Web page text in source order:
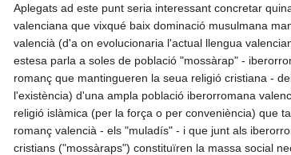
Aplegats ad este punt seria interessant concretar
valenciana que vixqué baix dominació musulmana
valencià (d'a on evolucionaria l'actual llengua
estesa parla a soles de població "mossàrap" -
romanç que mantingueren la seua religió cristiana -
l'existència) d'una ampla població iberorromana
religió islàmica (per la força o per conveniència) que
romanç valencià - els "muladís" - i que junt als
cristians ("mossàraps") constituïren la massa social